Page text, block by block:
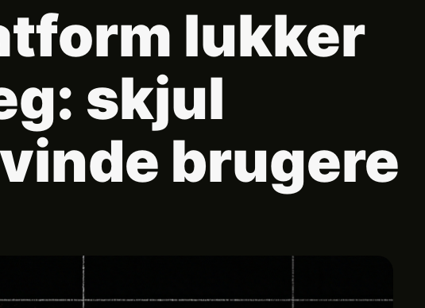
lukker
skjul
brugere